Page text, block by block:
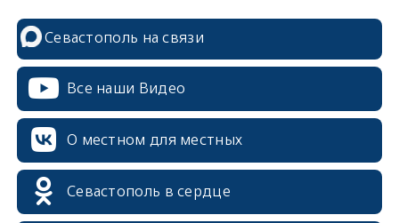
Севастополь на связи
Все наши Видео
О местном для местных
Севастополь в сердце